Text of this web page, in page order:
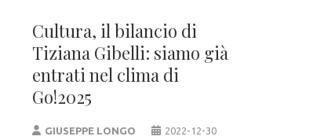
Cultura, il bilancio di
Tiziana Gibelli: siamo già
entrati nel clima di
Go!2025
GIUSEPPE LONGO 2022-12-30